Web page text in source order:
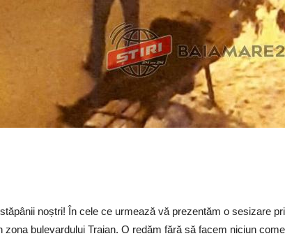
noștri! În cele ce urmează vă prezentăm o sesizare
zona bulevardului Traian. O redăm fără să facem niciun